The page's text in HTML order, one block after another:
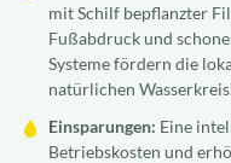
mit Schilf bepflanzter
Fußabdruck und
Systeme fördern die
natürlichen
Einsparungen: Eine
Betriebskosten und